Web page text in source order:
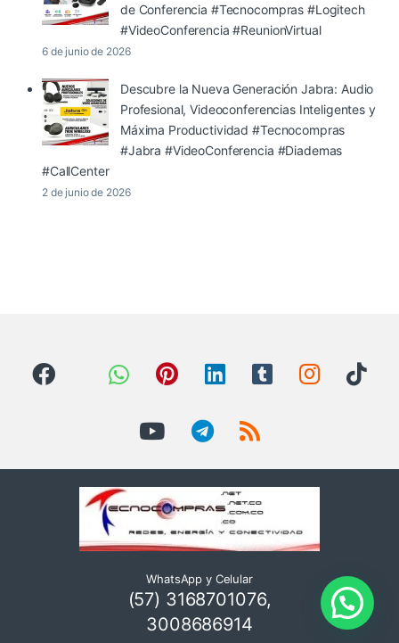
de Conferencia #Tecnocompras #Logitech
#VideoConferencia #ReunionVirtual
6 de junio de 2026
Descubre la Nueva Generación Jabra: Audio
Profesional, Videoconferencias Inteligentes y
Máxima Productividad #Tecnocompras
#Jabra #VideoConferencia #Diademas
#CallCenter
2 de junio de 2026
WhatsApp y Celular
(57) 3168701076,
3008686914